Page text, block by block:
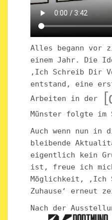
Alles begann vor
einem Jahr. Die
‚Ich Schreib Dir
entstand, eine
Arbeiten in der
Münster folgte im
Auch wenn nun in
bleibende
eigentlich kein
ist, freue ich
Möglichkeit, ‚Ich
Zuhause‘ erneut
Nach der